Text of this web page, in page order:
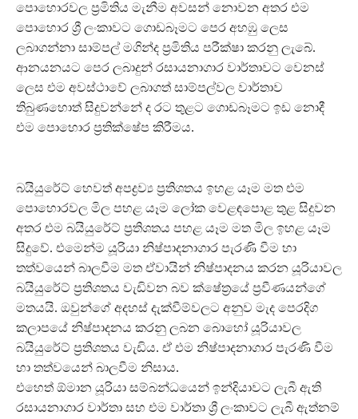
පොහොරවල ප්‍රමිතිය මැනීම අවසන් නොවන අතර එම
පොහොර ශ්‍රී ලංකාවට ගොඩබෑමට පෙර අහඹු ලෙස
ලබාගන්නා සාම්පල් මගින්ද ප්‍රමිතිය පරීක්ෂා කරනු ලැබේ.
ආනයනයට පෙර ලබාදුන් රසායනාගාර වාර්තාවට වෙනස්
ලෙස එම අවස්ථාවේ ලබාගත් සාම්පල්වල වාර්තාව
තිබුණහොත් සිදුවන්නේ ද රට තුළට ගොඩබෑමට ඉඩ නොදී
එම පොහොර ප්‍රතික්ෂේප කිරීමය.
බයියුරේට් හෙවත් අපද්‍රව්‍ය ප්‍රතිශතය ඉහළ යෑම මත එම
පොහොරවල මිල පහළ යෑම ලෝක වෙළඳපොළ තුළ සිදුවන
අතර එම බයියුරේට් ප්‍රතිශතය පහළ යෑම මත මිල ඉහළ යෑම
සිදුවේ. එමෙන්ම යූරියා නිෂ්පාදනාගාර පැරණි වීම හා
තත්වයෙන් බාලවීම මත ඒවායින් නිෂ්පාදනය කරන යූරියාවල
බයියුරේට් ප්‍රතිශතය වැඩිවන බව ක්ෂේත්‍රයේ ප්‍රවීණයන්ගේ
මතයයි. ඔවුන්ගේ අදහස් දැක්වීම්වලට අනුව මැද පෙරදිග
කලාපයේ නිෂ්පාදනය කරනු ලබන බොහෝ යූරියාවල
බයියුරේට් ප්‍රතිශතය වැඩිය. ඒ එම නිෂ්පාදනාගාර පැරණි වීම
හා තත්වයෙන් බාලවීම නිසාය.
එහෙත් ඕමාන යූරියා සම්බන්ධයෙන් ඉන්දියාවට ලැබී ඇති
රසායනාගාර වාර්තා සහ එම වාර්තා ශ්‍රී ලංකාවට ලැබී ඇත්නම්